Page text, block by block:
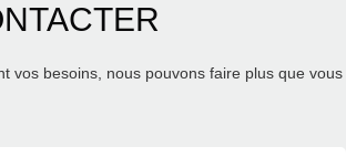
vos besoins, nous pouvons faire plus que vous